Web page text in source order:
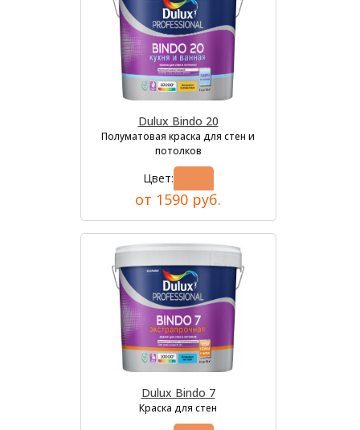
Dulux Bindo 20
Полуматовая краска для стен и
потолков
Цвет:
от 1590 руб.
Dulux Bindo 7
Краска для стен